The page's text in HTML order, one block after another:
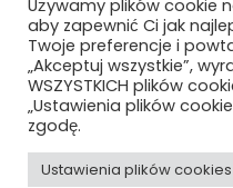
Copyright © 2026
Używamy plików cookie
aby zapewnić Ci jak
Twoje preferencje i
„Akceptuj wszystkie”,
WSZYSTKICH plików
„Ustawienia plików
zgodę.
Ustawienia plików cookies